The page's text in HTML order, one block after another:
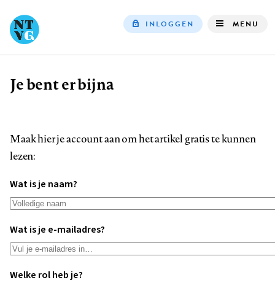
INLOGGEN MENU
Kruimelpad
Je bent er bijna
Maak hier je account aan om het artikel gratis te kunnen
lezen:
Wat is je naam?
Wat is je e-mailadres?
Welke rol heb je?